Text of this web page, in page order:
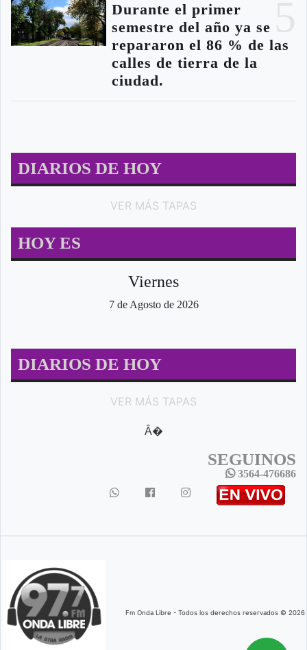
Durante el primer
semestre del año ya se
repararon el 86 % de las
calles de tierra de la
ciudad.
DIARIOS DE HOY
VER MÁS TAPAS
HOY ES
Viernes
7 de Agosto de 2026
DIARIOS DE HOY
VER MÁS TAPAS
Â�
SEGUINOS
3564-476686
Fm Onda Libre - Todos los derechos reservados © 2026